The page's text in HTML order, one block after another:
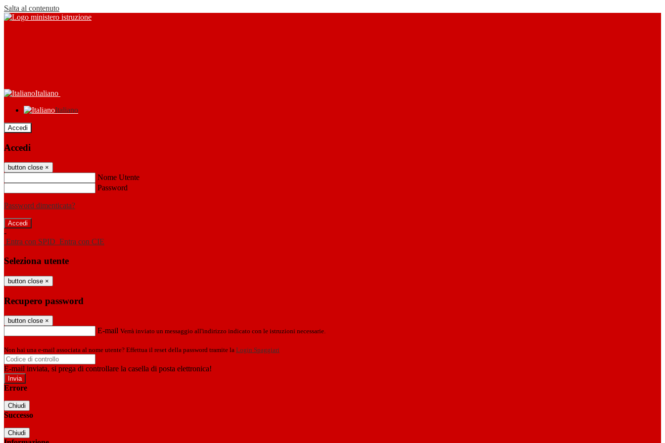
Salta al contenuto
Italiano
Italiano
Accedi
Accedi
button close ×
Nome Utente
Password
Password dimenticata?
-
Entra con SPID Entra con CIE
Seleziona utente
button close ×
Recupero password
button close ×
E-mail Verrà inviato un messaggio all'indirizzo indicato con le istruzioni necessarie.
Non hai una e-mail associata al nome utente? Effettua il reset della password tramite la Login Spaggiari
E-mail inviata, si prega di controllare la casella di posta elettronica!
Errore
Chiudi
Successo
Chiudi